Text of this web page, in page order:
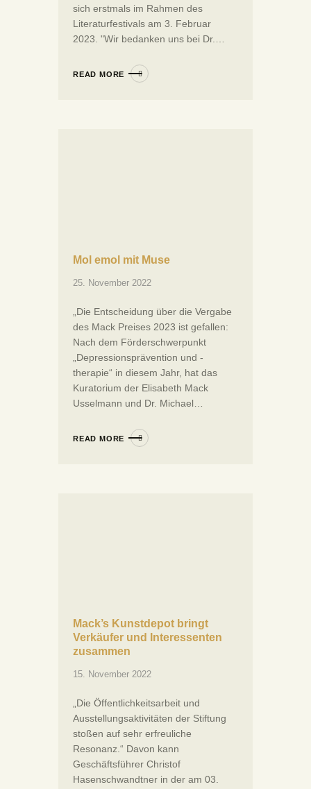
sich erstmals im Rahmen des
Literaturfestivals am 3. Februar
2023. "Wir bedanken uns bei Dr.…
READ MORE
Mol emol mit Muse
25. November 2022
„Die Entscheidung über die Vergabe
des Mack Preises 2023 ist gefallen:
Nach dem Förderschwerpunkt
„Depressionsprävention und -
therapie“ in diesem Jahr, hat das
Kuratorium der Elisabeth Mack
Usselmann und Dr. Michael…
READ MORE
Mack’s Kunstdepot bringt
Verkäufer und Interessenten
zusammen
15. November 2022
„Die Öffentlichkeitsarbeit und
Ausstellungsaktivitäten der Stiftung
stoßen auf sehr erfreuliche
Resonanz.“ Davon kann
Geschäftsführer Christof
Hasenschwandtner in der am 03.